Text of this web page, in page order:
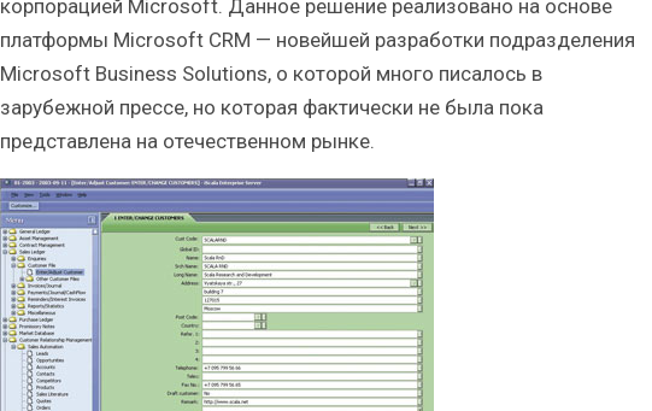
корпорацией Microsoft. Данное решение реализовано на основе
платформы Microsoft CRM — новейшей разработки подразделения
Microsoft Business Solutions, о которой много писалось в
зарубежной прессе, но которая фактически не была пока
представлена на отечественном рынке.